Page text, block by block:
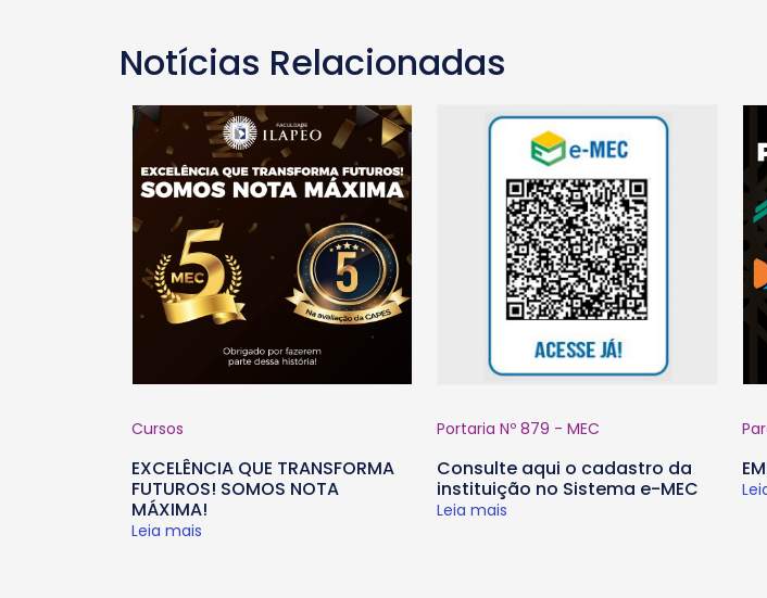
Notícias Relacionadas
Cursos
EXCELÊNCIA QUE TRANSFORMA
FUTUROS! SOMOS NOTA
MÁXIMA!
Leia mais
Portaria Nº 879 - MEC
Consulte aqui o cadastro da
instituição no Sistema e-MEC
Leia mais